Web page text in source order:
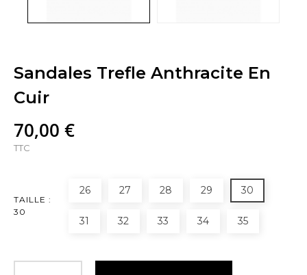
Sandales Trefle Anthracite En
Cuir
70,00 €
TTC
TAILLE :
30
26 27 28 29 30
31 32 33 34 35